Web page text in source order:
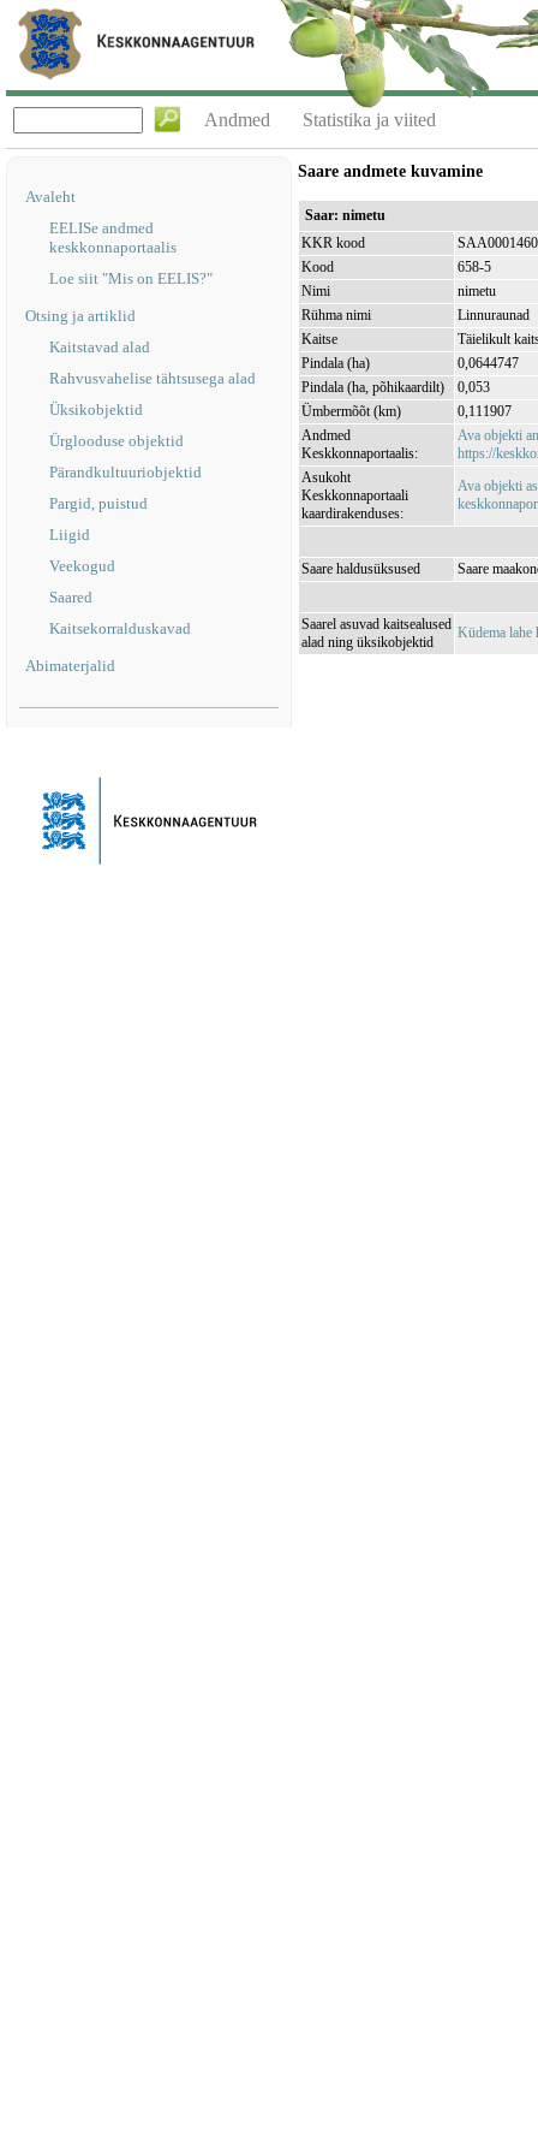
Andmed Statistika ja viited
Avaleht
EELISe andmed
keskkonnaportaalis
Loe siit "Mis on EELIS?"
Otsing ja artiklid
Kaitstavad alad
Rahvusvahelise tähtsusega alad
Üksikobjektid
Ürglooduse objektid
Pärandkultuuriobjektid
Pargid, puistud
Liigid
Veekogud
Saared
Kaitsekorralduskavad
Abimaterjalid
Saare andmete kuvamine
Saar: nimetu
KKR kood
SAA0001460
Kood
658-5
Nimi
nimetu
Rühma nimi
Linnuraunad
Kaitse
Täielikult
Pindala (ha)
0,0644747
Pindala (ha, põhikaardilt)
0,053
Ümbermõõt (km)
0,111907
Andmed
Keskkonnaportaalis:
Ava objekti
https://
Asukoht
Keskkonnaportaali
kaardirakenduses:
Ava objekti
Saare haldusüksused Saare
Saarel asuvad kaitsealused
alad ning üksikobjektid
Küdema